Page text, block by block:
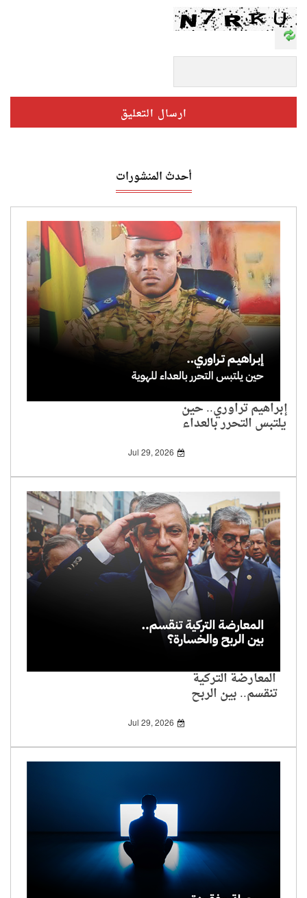
أحدث المنشورات
إبراهيم تراوري.. حين
يلتبس التحرر بالعداء
Jul 29, 2026
المعارضة التركية
تنقسم.. بين الربح
والخسارة؟
Jul 29, 2026